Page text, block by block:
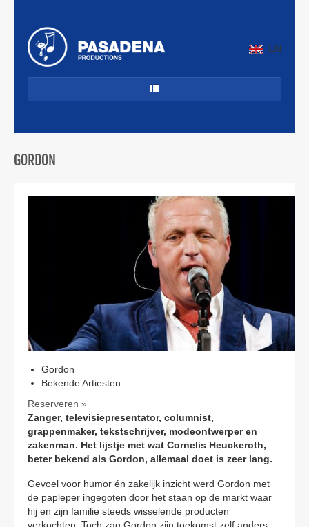
EN
JAZZ & LATIN
CUBAANS
BEKENDE ARTIESTEN
PROFIEL
CONTACT
GORDON
Gordon
Bekende Artiesten
Reserveren »
Zanger, televisiepresentator, columnist,
grappenmaker, tekstschrijver, modeontwerper en
zakenman. Het lijstje met wat Cornelis Heuckeroth,
beter bekend als Gordon, allemaal doet is zeer lang.
Gevoel voor humor én zakelijk inzicht werd Gordon met
de papleper ingegoten door het staan op de markt waar
hij en zijn familie steeds wisselende producten
verkochten. Toch zag Gordon zijn toekomst zelf anders: